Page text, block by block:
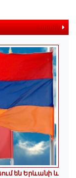
ավելին
են Երևանի և